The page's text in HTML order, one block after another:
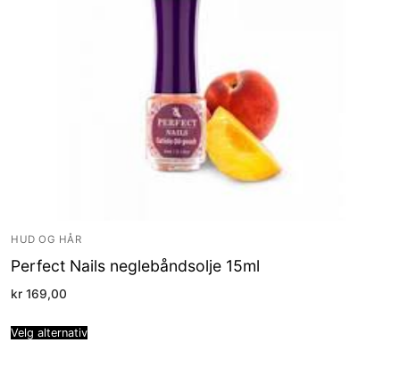
HUD OG HÅR
Perfect Nails neglebåndsolje 15ml
kr 169,00
Velg alternativ